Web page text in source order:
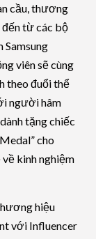
cầu, thương
đến từ các bộ
Samsung
viên sẽ cùng
theo đuổi thể
người hâm
tặng chiếc
cho
kinh nghiệm
hiệu
với Influencer